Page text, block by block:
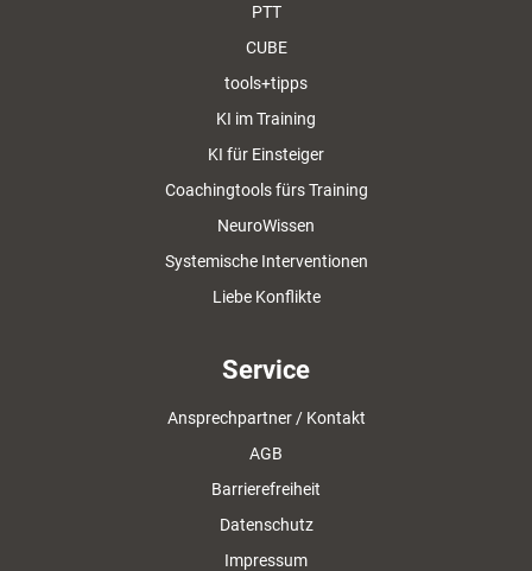
PTT
CUBE
tools+tipps
KI im Training
KI für Einsteiger
Coachingtools fürs Training
NeuroWissen
Systemische Interventionen
Liebe Konflikte
Service
Ansprechpartner / Kontakt
AGB
Barrierefreiheit
Datenschutz
Impressum